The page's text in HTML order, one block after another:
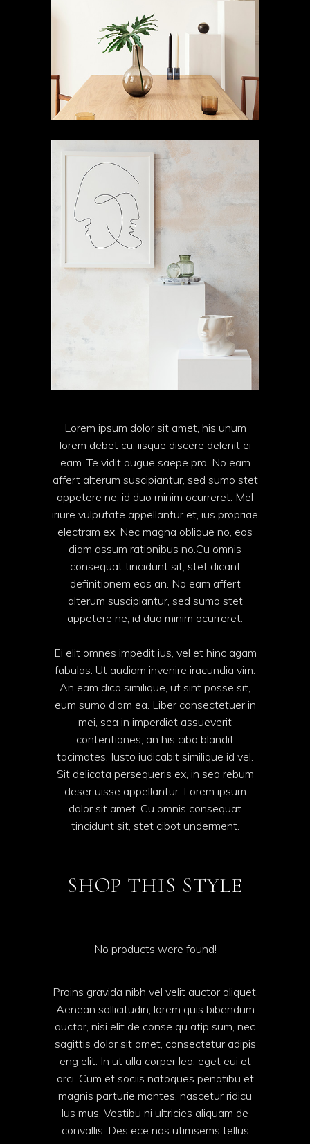
Lorem ipsum dolor sit amet, his unum
lorem debet cu, iisque discere delenit ei
eam. Te vidit augue saepe pro. No eam
affert alterum suscipiantur, sed sumo stet
appetere ne, id duo minim ocurreret. Mel
iriure vulputate appellantur et, ius propriae
electram ex. Nec magna oblique no, eos
diam assum rationibus no.Cu omnis
consequat tincidunt sit, stet dicant
definitionem eos an. No eam affert
alterum suscipiantur, sed sumo stet
appetere ne, id duo minim ocurreret.
Ei elit omnes impedit ius, vel et hinc agam
fabulas. Ut audiam invenire iracundia vim.
An eam dico similique, ut sint posse sit,
eum sumo diam ea. Liber consectetuer in
mei, sea in imperdiet assueverit
contentiones, an his cibo blandit
tacimates. Iusto iudicabit similique id vel.
Sit delicata persequeris ex, in sea rebum
deser uisse appellantur. Lorem ipsum
dolor sit amet. Cu omnis consequat
tincidunt sit, stet cibot underment.
SHOP THIS STYLE
No products were found!
Proins gravida nibh vel velit auctor aliquet.
Aenean sollicitudin, lorem quis bibendum
auctor, nisi elit de conse qu atip sum, nec
sagittis dolor sit amet, consectetur adipis
eng elit. In ut ulla corper leo, eget eui et
orci. Cum et sociis natoques penatibu et
magnis parturie montes, nascetur ridicu
lus mus. Vestibu ni ultricies aliquam de
convallis. Des ece nas utimsems tellus